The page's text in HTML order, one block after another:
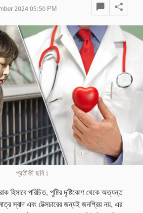
2024 05:50 PM
প্রতীকী ছবি।
হিসাবে পরিচিত, পুষ্টির দৃষ্টিকোণ থেকে অত্যন্ত
স্বাদ এবং টেক্সচারের জন্যই জনপ্রিয় নয়, এর